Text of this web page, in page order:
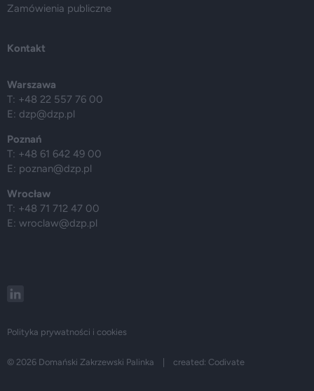
Zamówienia publiczne
Kontakt
Warszawa
T: +48 22 557 76 00
E: dzp@dzp.pl
Poznań
T: +48 61 642 49 00
E: poznan@dzp.pl
Wrocław
T: +48 71 712 47 00
E: wroclaw@dzp.pl
Polityka prywatności i cookies
© 2026 Domański Zakrzewski Palinka | created: Codivate